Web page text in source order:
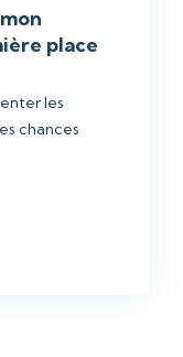
place
les
chances